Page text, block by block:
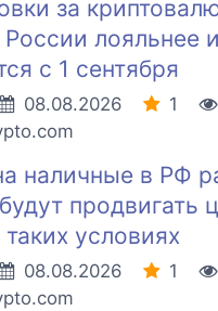
за
России лояльнее
с 1 сентября
08.08.2026 1
наличные в РФ
продвигать
условиях
08.08.2026 1